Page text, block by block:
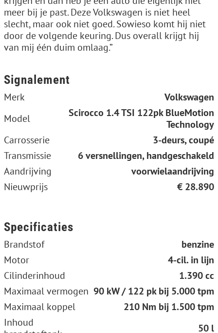
meer bij je past. Deze Volkswagen is niet heel
slecht, maar ook niet goed. Sowieso komt hij niet
door de volgende keuring. Dus overall krijgt hij
van mij één duim omlaag.”
Signalement
Merk
Volkswagen
Model
Scirocco 1.4 TSI 122pk BlueMotion
Technology
Carrosserie
3-deurs, coupé
Transmissie
6 versnellingen, handgeschakeld
Aandrijving
voorwielaandrijving
Nieuwprijs
€ 28.890
Specificaties
Brandstof
benzine
Motor
4-cil. in lijn
Cilinderinhoud
1.390 cc
Maximaal vermogen 90 kW / 122 pk bij 5.000 tpm
Maximaal koppel
210 Nm bij 1.500 tpm
Inhoud
50 l